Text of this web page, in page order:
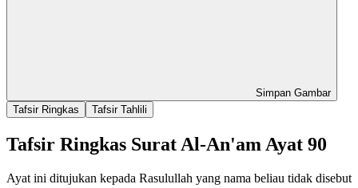
Simpan Gambar
Tafsir Ringkas
Tafsir Tahlili
Tafsir Ringkas Surat Al-An'am Ayat 90
Ayat ini ditujukan kepada Rasulullah yang nama beliau tidak disebut